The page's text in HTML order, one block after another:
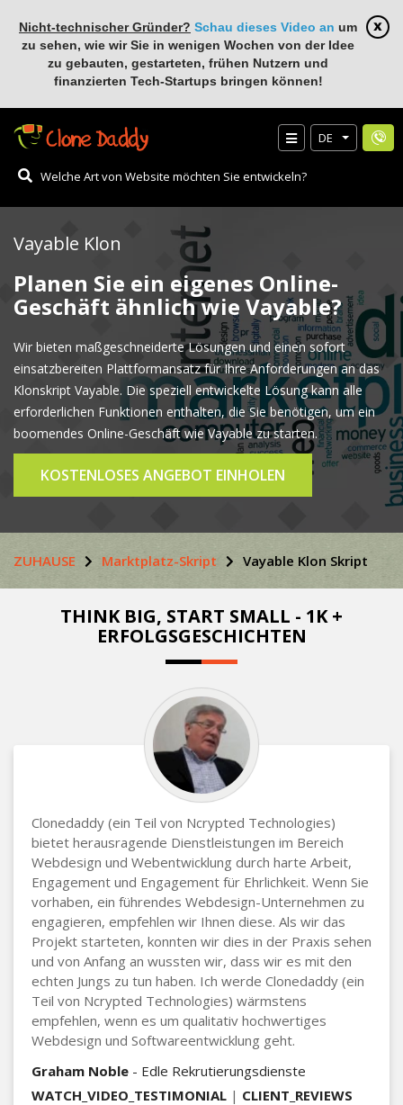
Nicht-technischer Gründer? Schau dieses Video an um
zu sehen, wie wir Sie in wenigen Wochen von der Idee
zu gebauten, gestarteten, frühen Nutzern und
finanzierten Tech-Startups bringen können!
DE
Vayable Klon
Planen Sie ein eigenes Online-
Geschäft ähnlich wie Vayable?
Wir bieten maßgeschneiderte Lösungen und einen sofort
einsatzbereiten Plattformansatz für Ihre Anforderungen an das
Klonskript Vayable. Die speziell entwickelte Lösung kann alle
erforderlichen Funktionen enthalten, die Sie benötigen, um ein
boomendes Online-Geschäft wie Vayable zu starten.
KOSTENLOSES ANGEBOT EINHOLEN
ZUHAUSE Marktplatz-Skript Vayable Klon Skript
THINK BIG, START SMALL - 1K +
ERFOLGSGESCHICHTEN
Clonedaddy (ein Teil von Ncrypted Technologies)
bietet herausragende Dienstleistungen im Bereich
Webdesign und Webentwicklung durch harte Arbeit,
Engagement und Engagement für Ehrlichkeit. Wenn Sie
vorhaben, ein führendes Webdesign-Unternehmen zu
engagieren, empfehlen wir Ihnen diese. Als wir das
Projekt starteten, konnten wir dies in der Praxis sehen
und von Anfang an wussten wir, dass wir es mit den
echten Jungs zu tun haben. Ich werde Clonedaddy (ein
Teil von Ncrypted Technologies) wärmstens
empfehlen, wenn es um qualitativ hochwertiges
Webdesign und Softwareentwicklung geht.
Graham Noble - Edle Rekrutierungsdienste
WATCH_VIDEO_TESTIMONIAL | CLIENT_REVIEWS